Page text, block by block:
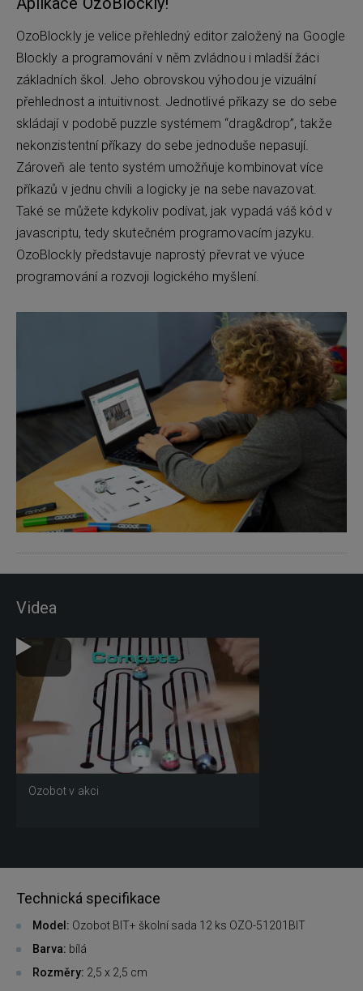
OzoBlockly je velice přehledný editor založený na Google
Blockly a programování v něm zvládnou i mladší žáci
základních škol. Jeho obrovskou výhodou je vizuální
přehlednost a intuitivnost. Jednotlivé příkazy se do sebe
skládají v podobě puzzle systémem “drag&drop”, takže
nekonzistentní příkazy do sebe jednoduše nepasují.
Zároveň ale tento systém umožňuje kombinovat více
příkazů v jednu chvíli a logicky je na sebe navazovat.
Také se můžete kdykoliv podívat, jak vypadá váš kód v
javascriptu, tedy skutečném programovacím jazyku.
OzoBlockly představuje naprostý převrat ve výuce
programování a rozvoji logického myšlení.
Videa
Ozobot v akci
Technická specifikace
Model: Ozobot BIT+ školní sada 12 ks OZO-51201BIT
Barva: bílá
Rozměry: 2,5 x 2,5 cm